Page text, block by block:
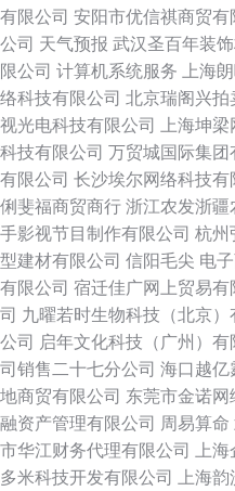
有限公司 安阳市优信祺商贸有
公司 天气预报 武汉圣百年装
限公司 计算机系统服务 上海
络科技有限公司 北京瑞阁兴拍
视光电科技有限公司
上海坤
科技有限公司 万贸城国际集团
有限公司 长沙埃尔网络科技有
俐斐福商贸商行 浙江农发浙疆
手影视节目制作有限公司 杭州
型建材有限公司 信阳毛尖 电
有限公司 宿迁佳广网上贸易有
司 九曜若时生物科技（北京）
公司
启年文化科技（广州）有
司销售二十七分公司 海口越亿
地商贸有限公司 东莞市金诺网
融资产管理有限公司 周易算命
市华江财务代理有限公司
上
多米科技开发有限公司
上海